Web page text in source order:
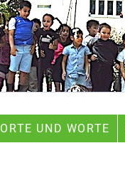
ORTE UND WORTE